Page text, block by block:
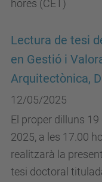
hores (CET)
Lectura de tesi
en Gestió i
Arquitectònica,
12/05/2025
El proper dilluns 19
2025, a les 17.00
realitzarà la
tesi doctoral